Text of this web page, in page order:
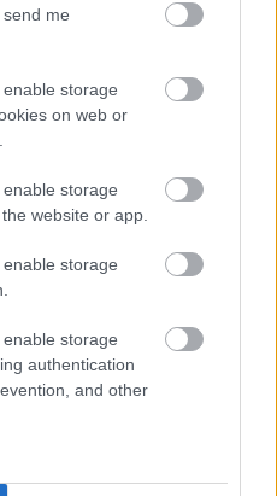
me
storage
on web or
storage
website or app.
storage
storage
authentication
and other
hozzátenni a
egyetértünk.Talán
ezt tulajdonképpen te is
kivéve.Ott egy dolog
nagyon nehezen tudta
a "méltatást":-) Nem
DDDDDDD
hosszú évek